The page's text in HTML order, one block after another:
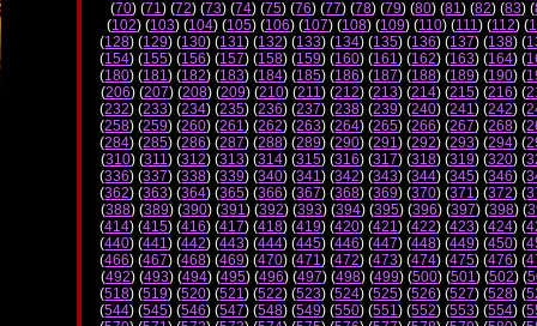
(70) (71) (72) (73) (74) (75) (76) (77) (78) (79) (80) (81) (82) (83) (
(102) (103) (104) (105) (106) (107) (108) (109) (110) (111) (112) (
(128) (129) (130) (131) (132) (133) (134) (135) (136) (137) (138) (
(154) (155) (156) (157) (158) (159) (160) (161) (162) (163) (164) (
(180) (181) (182) (183) (184) (185) (186) (187) (188) (189) (190) (
(206) (207) (208) (209) (210) (211) (212) (213) (214) (215) (216) (
(232) (233) (234) (235) (236) (237) (238) (239) (240) (241) (242) (
(258) (259) (260) (261) (262) (263) (264) (265) (266) (267) (268) (
(284) (285) (286) (287) (288) (289) (290) (291) (292) (293) (294) (
(310) (311) (312) (313) (314) (315) (316) (317) (318) (319) (320) (
(336) (337) (338) (339) (340) (341) (342) (343) (344) (345) (346) (
(362) (363) (364) (365) (366) (367) (368) (369) (370) (371) (372) (
(388) (389) (390) (391) (392) (393) (394) (395) (396) (397) (398) (
(414) (415) (416) (417) (418) (419) (420) (421) (422) (423) (424) (
(440) (441) (442) (443) (444) (445) (446) (447) (448) (449) (450) (
(466) (467) (468) (469) (470) (471) (472) (473) (474) (475) (476) (
(492) (493) (494) (495) (496) (497) (498) (499) (500) (501) (502) (
(518) (519) (520) (521) (522) (523) (524) (525) (526) (527) (528) (
(544) (545) (546) (547) (548) (549) (550) (551) (552) (553) (554) (